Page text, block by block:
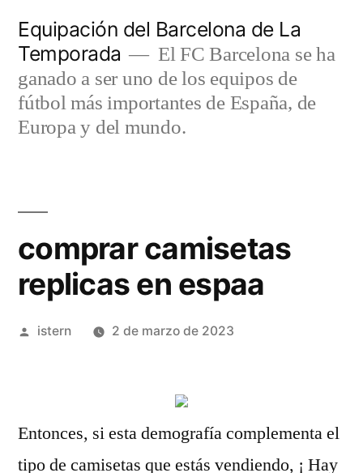
contenido
Equipación del Barcelona de La
Temporada
El FC Barcelona se ha
ganado a ser uno de los equipos de
fútbol más importantes de España, de
Europa y del mundo.
comprar camisetas
replicas en espaa
Publicado
istern 2 de marzo de 2023
Entonces, si esta demografía complementa el
tipo de camisetas que estás vendiendo, ¡ Hay